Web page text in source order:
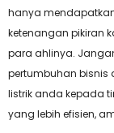
hanya
ketenangan pikiran
para ahlinya.
pertumbuhan bisnis
listrik anda kepada
yang lebih efisien,